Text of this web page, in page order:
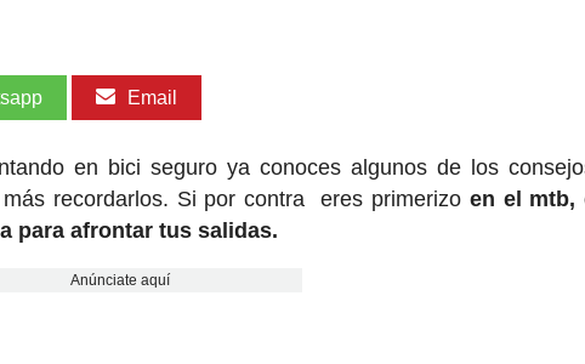
Email
en bici seguro ya conoces algunos de los
recordarlos. Si por contra eres primerizo en el mtb,
para afrontar tus salidas.
Anúnciate aquí